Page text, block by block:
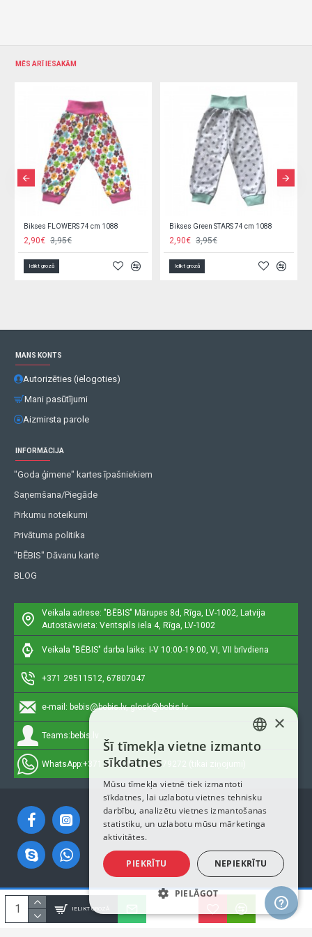
IELIKT GROZĀ
MĒS ARĪ IESAKĀM
Bikses FLOWERS 74 cm 1088
2,90€ 3,95€
Ielikt grozā
Bikses Green STARS 74 cm 1088
2,90€ 3,95€
Ielikt grozā
MANS KONTS
Autorizēties (ielogoties)
Mani pasūtījumi
Aizmirsta parole
INFORMĀCIJA
"Goda ģimene" kartes īpašniekiem
Saņemšana/Piegāde
Pirkumu noteikumi
Privātuma politika
"BĒBIS" Dāvanu karte
BLOG
Veikala adrese: "BĒBIS" Mārupes 8d, Rīga, LV-1002, Latvija
Autostāvvieta: Ventspils iela 4, Rīga, LV-1002
Veikala "BĒBIS" darba laiks: I-V 10:00-19:00, VI, VII brīvdiena
+371 29511512, 67807047
e-mail: bebis@bebis.lv, glosk@bebis.lv
Teams: bebis.lv
WhatsApp:+371 29511512, 20579272 (tikai ziņojumi)
Autortiesības © 2023, Bebis.lv, Visas tiesības aizsargātas
LATVIAN
ENGLISH
×
Šī tīmekļa vietne izmanto
sīkdatnes
Mūsu tīmekļa vietnē tiek izmantoti
sīkdatnes, lai uzlabotu vietnes tehnisku
darbību, analizētu vietnes izmantošanas
statistiku, un uzlabotu mūsu mārketinga
aktivitātes.
PIEKRĪTU NEPIEKRĪTU
PIELĀGOT